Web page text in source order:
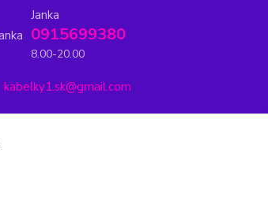
Janka
0915699380
8.00-20.00
kabelky1.sk@gmail.com